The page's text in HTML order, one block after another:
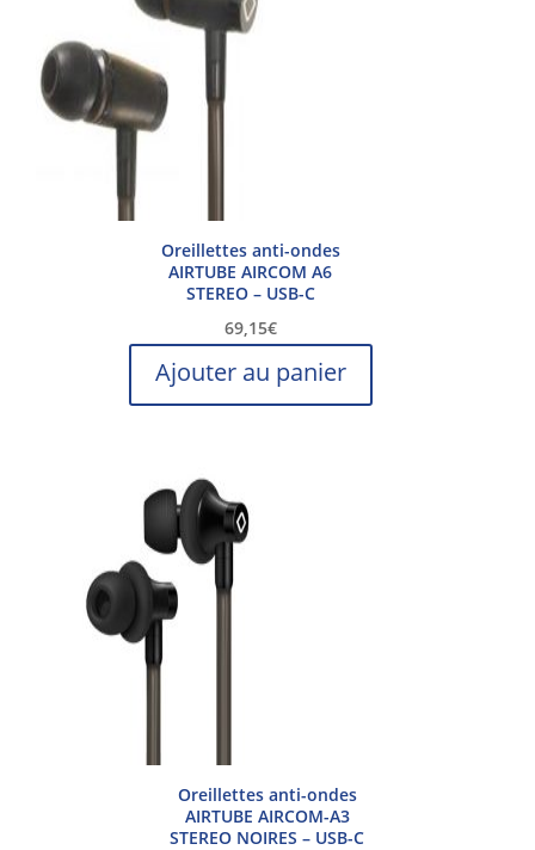
Oreillettes anti-ondes
AIRTUBE AIRCOM A6
STEREO – USB-C
69,15€
Ajouter au panier
Oreillettes anti-ondes
AIRTUBE AIRCOM-A3
STEREO NOIRES – USB-C